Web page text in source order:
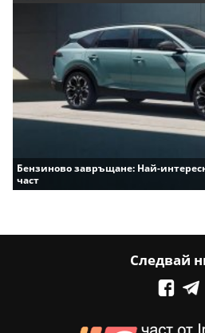
Бензиново завръщане: Най-
част
Следвай